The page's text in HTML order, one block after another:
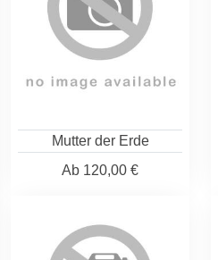
Mutter der Erde
Ab 120,00 €